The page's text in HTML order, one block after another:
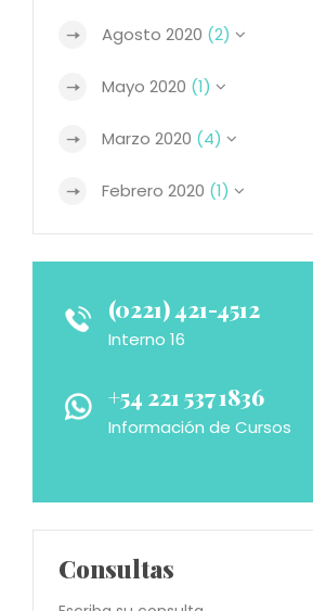
Agosto 2020 (2)
Mayo 2020 (1)
Marzo 2020 (4)
Febrero 2020 (1)
(0221) 421-4512
Interno 16
+54 221 537 1836
Información de Cursos
Consultas